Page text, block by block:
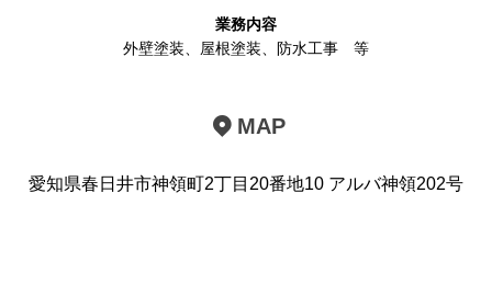
業務内容
外壁塗装
屋根塗装 防水工事 等
MAP
愛知県春日井市神領町2丁目20番地10 アルバ神領202号